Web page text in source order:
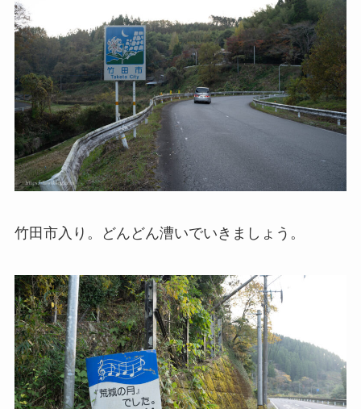
竹田市入り。どんどん漕いでいきましょう。